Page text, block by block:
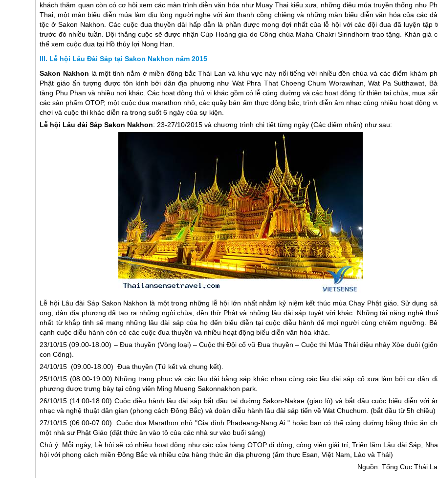
khách thăm quan còn có cơ hội xem các màn trình diễn văn hóa như Muay Thai kiểu xưa, những điệu múa truyền thống như
Thai, một màn biểu diễn múa làm dịu lòng người nghe với âm thanh cồng chiêng và những màn biểu diễn văn hóa của các
tộc ở Sakon Nakhon. Các cuộc đua thuyền dài hấp dẫn là phần được mong đợi nhất của lễ hội với các đội đua đã luyện tập
trước đó nhiều tuần. Đội thắng cuộc sẽ được nhận Cúp Hoàng gia do Công chúa Maha Chakri Sirindhorn trao tặng. Khán giả
thể xem cuộc đua tại Hồ thủy lợi Nong Han.
Lễ hội Lâu Đài Sáp tại Sakon Nakhon năm 2015
Sakon Nakhon là một tỉnh nằm ở miền đông bắcThái Lan và khu vực này nổi tiếng với nhiều đền chùa và các điểm khám
Phật giáo ấn tượng được tôn kính bởi dân địa phương như Wat Phra That Choeng Chum Worawihan, Wat Pa Sutthawat,
tàng Phu Phan và nhiều nơi khác. Các hoạt động thú vị khác gồm có lễ cúng dường và các hoạt động từ thiện tại chùa, mua
các sản phẩm OTOP, một cuộc đua marathon nhỏ, các quầy bán ẩm thực đông bắc, trình diễn âm nhạc cùng nhiều hoạt động
chơi và cuộc thi khác diễn ra trong suốt 6 ngày của sự kiện.
Lễ hội Lâu đài Sáp Sakon Nakhon: 23-27/10/2015 và chương trình chi tiết từng ngày (Các điểm nhấn) như sau:
Lễ hội Lâu đài Sáp Sakon Nakhon là một trong những lễ hội lớn nhất nhằm kỷ niệm kết thúc mùa Chay Phật giáo. Sử dụng
ong, dân địa phương đã tạo ra những ngôi chùa, đền thờ Phật và những lâu đài sáp tuyệt vời khác. Những tài năng nghệ
nhất từ khắp tỉnh sẽ mang những lâu đài sáp của họ đến biểu diễn tại cuộc diễu hành để mọi người cùng chiêm ngưỡng.
cạnh cuộc diễu hành còn có các cuộc đua thuyền và nhiều hoạt động biểu diễn văn hóa khác.
23/10/15 (09.00-18.00) – Đua thuyền (Vòng loại) – Cuộc thi Đội cổ vũ Đua thuyền – Cuộc thi Múa Thái điệu nhảy Xòe đuôi
con Công).
24/10/15 (09.00-18.00) Đua thuyền (Tứ kết và chung kết).
25/10/15 (08.00-19.00) Những trang phục và các lâu đài bằng sáp khác nhau cùng các lâu đài sáp cổ xưa làm bởi cư dân
phương được trưng bày tại công viên Ming Mueng Sakonnakhon park.
26/10/15 (14.00-18.00) Cuộc diễu hành lâu đài sáp bắt đầu tại đường Sakon-Nakae (giao lộ) và bắt đầu cuộc biểu diễn với
nhạc và nghệ thuật dân gian (phong cách Đông Bắc) và đoàn diễu hành lâu đài sáp tiến về Wat Chuchum. (bắt đầu từ 5h chiều)
27/10/15 (06.00-07.00): Cuộc đua Marathon nhỏ "Gia đình Phadeang-Nang Ai " hoặc ban có thể cúng dường bằng thức ăn
một nhà sư Phật Giáo (đặt thức ăn vào tô của các nhà sư vào buổi sáng)
Chú ý: Mỗi ngày, Lễ hội sẽ có nhiều hoạt động như các cửa hàng OTOP di động, công viên giải trí, Triển lãm Lâu đài Sáp,
hội với phong cách miền Đông Bắc và nhiều cửa hàng thức ăn địa phương (ẩm thực Esan, Việt Nam, Lào và Thái)
Nguồn: Tổng Cục Thái